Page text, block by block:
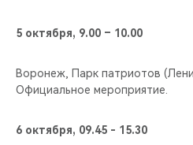
5 октября, 9.00 – 10.00
Воронеж, Парк патриотов
Официальное мероприятие.
6 октября, 09.45 - 15.30